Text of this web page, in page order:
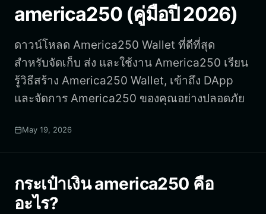
Português (Brasil)
america250 (คู่มือปี 2026)
ดาวน์โหลด America250 Wallet ที่ดีที่สุด
สำหรับจัดเก็บ ส่ง และใช้งาน America250 เรียน
รู้วิธีสร้าง America250 Wallet, เข้าถึง DApp
และจัดการ America250 ของคุณอย่างปลอดภัย
May 19, 2026
กระเป๋าเงิน america250 คือ
อะไร?